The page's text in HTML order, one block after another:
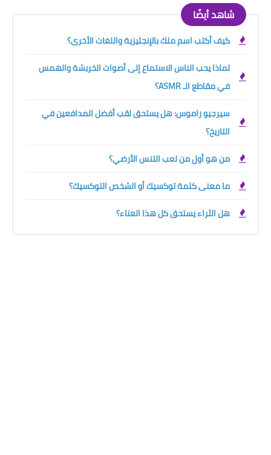
شاهد أيضًا
كيف أكتب اسم ملك بالإنجليزية واللغات الأخرى؟
لماذا يحب الناس الاستماع إلى أصوات الخربشة والهمس
في مقاطع الـ ASMR؟
سيرجيو راموس: هل يستحق لقب أفضل المدافعين في
التاريخ؟
من هو أول من لعب التنس الأرضي؟
ما معنى كلمة توكسيك أو الشخص التوكسيك؟
هل الثراء يستحق كل هذا العناء؟